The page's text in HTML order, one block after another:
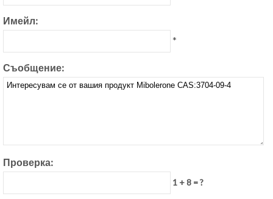
Имейл:
*
Съобщение:
Проверка:
1 + 8 = ?